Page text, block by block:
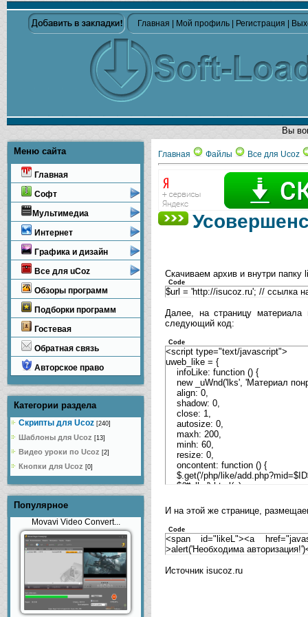
Главная Мой профиль Регистрация
Вы
Меню сайта
Главная
Софт
Мультимедиа
Интернет
Графика и дизайн
Все для uCoz
Обзоры программ
Подборки программ
Гостевая
Обратная связь
Авторское право
Категории раздела
Скрипты для Ucoz [240]
Шаблоны для Ucoz [13]
Видео уроки по Ucoz [2]
Кнопки для Ucoz [0]
Популярное
Movavi Video Convert...
Главная Файлы Все для Ucoz
Скачиваем архив и внутри
Code
$url = 'http://isucoz.ru'; // ссылка
Далее, на страницу
следующий код:
Code
<script type="text/javascript">
uweb_like = {
infoLike: function () {
new _uWnd('lks', 'Материал
align: 0,
shadow: 0,
close: 1,
autosize: 0,
maxh: 200,
minh: 60,
resize: 0,
oncontent: function () {
$.get('/php/like/
$('#ulks').html(e);
setTimeout(function () {
},
1000);
}
'<div id="ulks"></div>')
И на этой же странице,
Code
<span id="likeL"><a
>alert('Необходима
Источник isucoz.ru